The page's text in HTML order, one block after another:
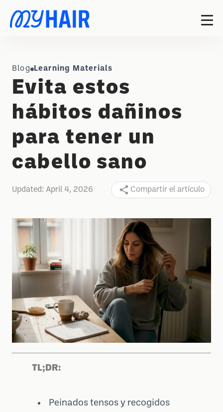
Blog Learning Materials
Evita estos
hábitos dañinos
para tener un
cabello sano
Updated: April 4, 2026 Compartir el artículo
TL;DR:
Peinados tensos y recogidos